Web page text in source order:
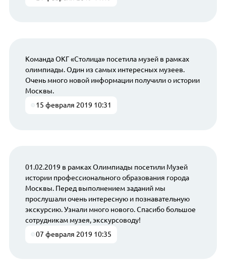
Команда ОКГ «Столица» посетила музей в рамках
олимпиады. Один из самых интересных музеев.
Очень много новой информации получили о истории
Москвы.
15 февраля 2019 10:31
01.02.2019 в рамках Олимпиады посетили Музей
истории профессионального образования города
Москвы. Перед выполнением заданий мы
прослушали очень интересную и познавательную
экскурсию. Узнали много нового. Спасибо большое
сотрудникам музея, экскурсоводу!
07 февраля 2019 10:35